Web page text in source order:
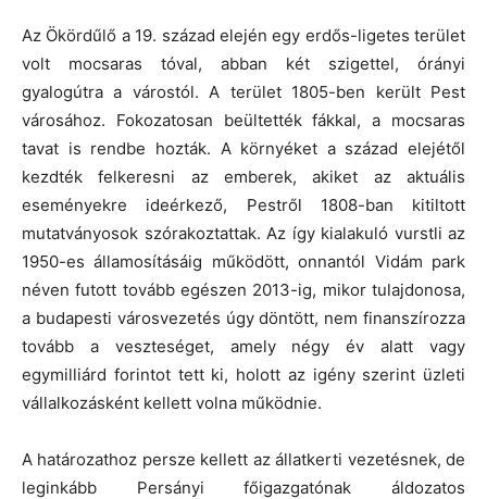
Az Ökördűlő a 19. század elején egy erdős-ligetes terület
volt mocsaras tóval, abban két szigettel, órányi
gyalogútra a várostól. A terület 1805-ben került Pest
városához. Fokozatosan beültették fákkal, a mocsaras
tavat is rendbe hozták. A környéket a század elejétől
kezdték felkeresni az emberek, akiket az aktuális
eseményekre ideérkező, Pestről 1808-ban kitiltott
mutatványosok szórakoztattak. Az így kialakuló vurstli az
1950-es államosításáig működött, onnantól Vidám park
néven futott tovább egészen 2013-ig, mikor tulajdonosa,
a budapesti városvezetés úgy döntött, nem finanszírozza
tovább a veszteséget, amely négy év alatt vagy
egymilliárd forintot tett ki, holott az igény szerint üzleti
vállalkozásként kellett volna működnie.
A határozathoz persze kellett az állatkerti vezetésnek, de
leginkább Persányi főigazgatónak áldozatos